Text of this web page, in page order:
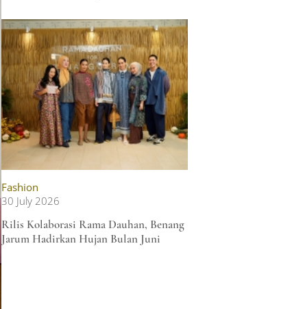
Fashion
30 July 2026
Rilis Kolaborasi Rama Dauhan, Benang
Jarum Hadirkan Hujan Bulan Juni